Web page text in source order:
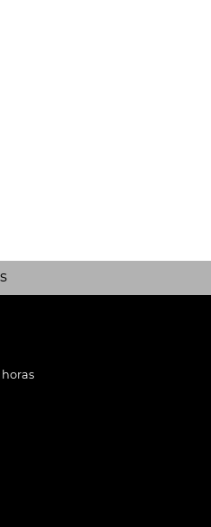
horas